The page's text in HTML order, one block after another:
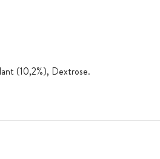
(10,2%), Dextrose.